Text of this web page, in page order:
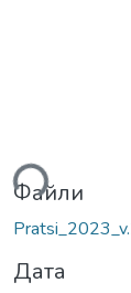
Файли
Дата